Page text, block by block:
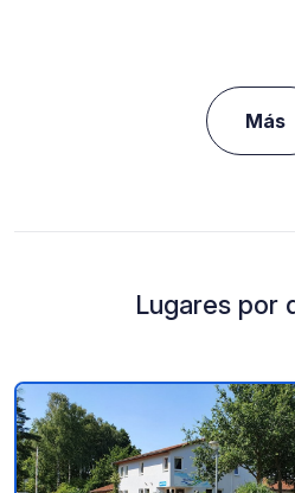
Más
Lugares por